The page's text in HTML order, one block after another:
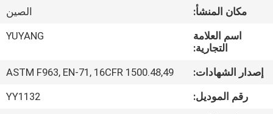
عرض
الواقع
الافتراضي
معلومات
مكان المنشأ:
الصين
اسم العلامة
التجارية:
YUYANG
إصدار الشهادات:
ASTM F963, EN-71, 16CFR 1500.48,49
رقم الموديل:
YY1132